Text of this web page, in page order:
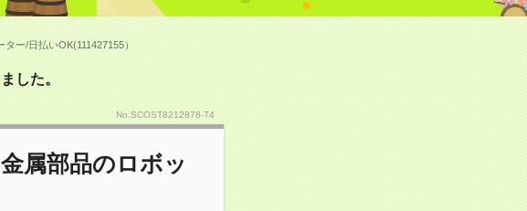
ー/日払いOK(111427155）
した。
No.SCOST8212878-T4
属部品のロボッ